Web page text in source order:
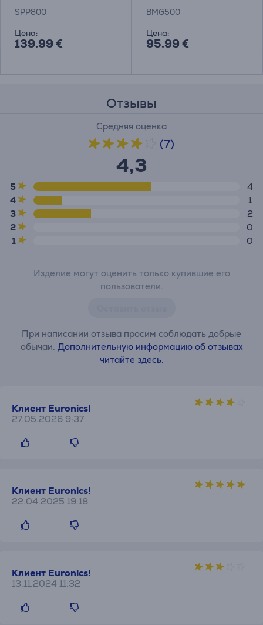
Кухонный комбайн
SPP800
Цена:
139.99 €
Мясорубка
BMG500
Цена:
95.99 €
Отзывы
Средняя оценка
(7)
4,3
5
4
4
1
3
2
2
0
1
0
Изделие могут оценить только купившие его
пользователи.
При написании отзыва просим соблюдать добрые
обычаи. Дополнительную информацию об отзывах
читайте здесь.
Клиент Euronics!
27.05.2026 9:37
Клиент Euronics!
22.04.2025 19:18
Клиент Euronics!
13.11.2024 11:32